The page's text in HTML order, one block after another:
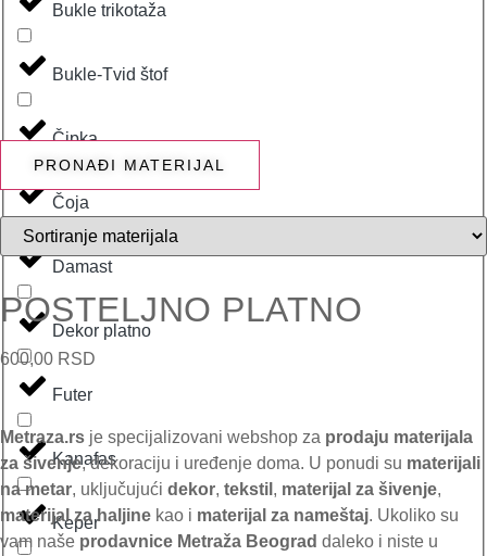
Bukle trikotaža
Bukle-Tvid štof
Čipka
Čoja
Damast
Dekor platno
Futer
Kanafas
Keper
PRONAĐI MATERIJAL
POSTELJNO PLATNO
600,00 RSD
Metraza.rs je specijalizovani webshop za prodaju materijala
za šivenje, dekoraciju i uređenje doma. U ponudi su materijali
na metar, uključujući dekor, tekstil , materijal za šivenje,
materijal za haljine kao i materijal za nameštaj. Ukoliko su
vam naše prodavnice Metraža Beograd daleko i niste u